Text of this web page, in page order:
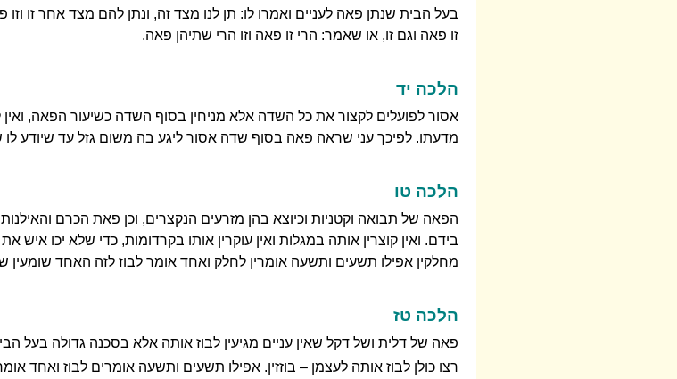
בעל הבית שנתן פאה לעניים ואמרו לו: תן לנו מצד זה, ונתן להם מצד אחר זו
זו פאה וגם זו, או שאמר: הרי זו פאה וזו הרי שתיהן פאה.
הלכה יד
אסור לפועלים לקצור את כל השדה אלא מניחין בסוף השדה כשיעור הפאה,
מדעתו. לפיכך עני שראה פאה בסוף שדה אסור ליגע בה משום גזל עד שיודע
הלכה טו
הפאה של תבואה וקטניות וכיוצא בהן מזרעים הנקצרים, וכן פאת הכרם
בידם. ואין קוצרין אותה במגלות ואין עוקרין אותו בקרדומות, כדי שלא יכו איש
מחלקין אפילו תשעים ותשעה אומרין לחלק ואחד אומר לבוז לזה האחד
הלכה טז
פאה של דלית ושל דקל שאין עניים מגיעין לבוז אותה אלא בסכנה גדולה בעל
רצו כולן לבוז אותה לעצמן – בוזזין. אפילו תשעים ותשעה אומרים לבוז ואחד